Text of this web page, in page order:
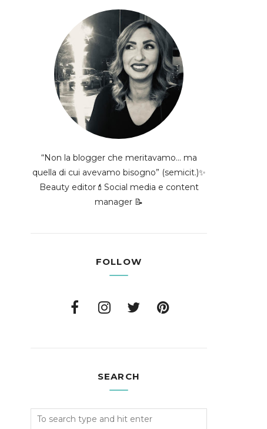
“Non la blogger che meritavamo... ma
quella di cui avevamo bisogno” (semicit.)✨
Beauty editor💄Social media e content
manager 📝
FOLLOW
SEARCH